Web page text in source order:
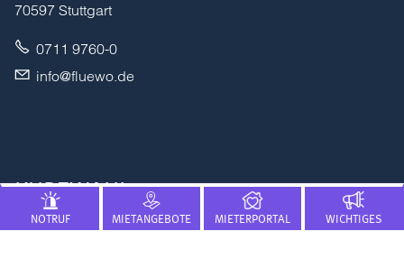
70597 Stuttgart
0711 9760-0
nf
fl w d
KURZWAHL
NOTRUF MIETANGEBOTE MIETERPORTAL WICHTIGES